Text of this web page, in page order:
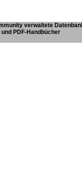
verwaltete
PDF-Handbücher